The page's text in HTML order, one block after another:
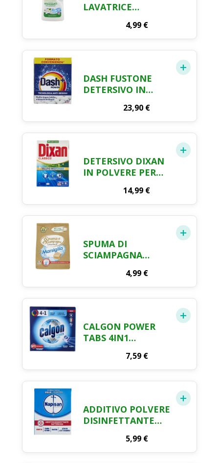
LAVATRICE
28 LAV. 1260 ML
4,99 €
DASH FUSTONE
DETERSIVO IN
MISURINI23,90 €
DETERSIVO DIXAN
IN POLVERE PER
14,99 €
SPUMA DI
SCIAMPAGNA
POLVERE SACCO
MARSIGLIA 22
MISURINI
4,99 €
CALGON POWER
TABS 4IN1
LAVATRICE 15 TABS
195 GR
7,59 €
ADDITIVO POLVERE
DISINFETTANTE
5,99 €